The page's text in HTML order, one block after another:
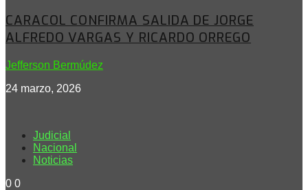
CARACOL CONFIRMA SALIDA DE JORGE
ALFREDO VARGAS Y RICARDO ORREGO
Jefferson Bermúdez
24 marzo, 2026
Judicial
Nacional
Noticias
0 0